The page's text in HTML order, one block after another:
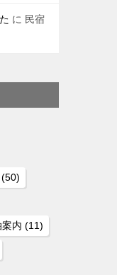
に 民宿
(50)
内 (11)